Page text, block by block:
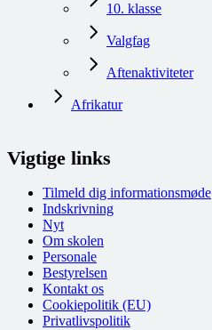
10. klasse
Valgfag
Aftenaktiviteter
Afrikatur
Vigtige links
Tilmeld dig informationsmøde
Indskrivning
Nyt
Om skolen
Personale
Bestyrelsen
Kontakt os
Cookiepolitik (EU)
Privatlivspolitik